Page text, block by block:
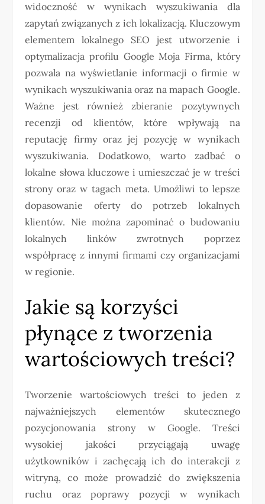
widoczność w wynikach wyszukiwania dla
zapytań związanych z ich lokalizacją. Kluczowym
elementem lokalnego SEO jest utworzenie i
optymalizacja profilu Google Moja Firma, który
pozwala na wyświetlanie informacji o firmie w
wynikach wyszukiwania oraz na mapach Google.
Ważne jest również zbieranie pozytywnych
recenzji od klientów, które wpływają na
reputację firmy oraz jej pozycję w wynikach
wyszukiwania. Dodatkowo, warto zadbać o
lokalne słowa kluczowe i umieszczać je w treści
strony oraz w tagach meta. Umożliwi to lepsze
dopasowanie oferty do potrzeb lokalnych
klientów. Nie można zapominać o budowaniu
lokalnych linków zwrotnych poprzez
współpracę z innymi firmami czy organizacjami
w regionie.
Jakie są korzyści
płynące z tworzenia
wartościowych treści?
Tworzenie wartościowych treści to jeden z
najważniejszych elementów skutecznego
pozycjonowania strony w Google. Treści
wysokiej jakości przyciągają uwagę
użytkowników i zachęcają ich do interakcji z
witryną, co może prowadzić do zwiększenia
ruchu oraz poprawy pozycji w wynikach